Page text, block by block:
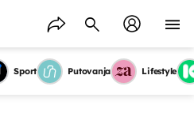
Sport Putovanja Lifestyle